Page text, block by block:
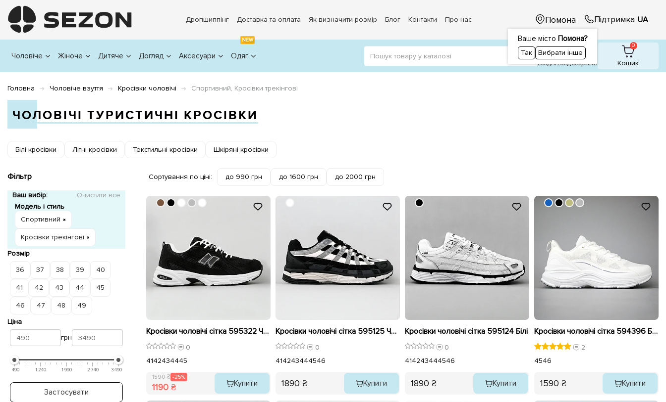
Дропшиппінг Доставка та оплата Як визначити розмір Блог Контакти Про нас Помона
Ваше місто Помона?
Так Вибрати інше
Підтримка UA
Чоловіче Жіноче Дитяче Догляд Аксесуари
NEW
Одяг
1
ВхідніВхiдОбране
0
Кошик
Головна Чоловіче взуття Кросівки чоловічі Спортивний, Кросівки трекінгові
ЧОЛОВІЧІ ТУРИСТИЧНІ КРОСІВКИ
Білі кросівки Літні кросівки Текстильні кросівки Шкіряні кросівки
Фільтр
Ваш вибір:
Очистити все
Модель і стиль
Спортивний
Кросівки трекінгові
Розмір
36
37 38 39 40
41 42 43 44 45
46 47 48
49
Ціна
грн
490 1 240 1 990 2 740 3 490
Застосувати
Сортування по ціні: до 990 грн до 1600 грн до 2000 грн
Кросівки чоловічі сітка 595322 Чорні розпродаж
0
4142434445
1590 ₴ -25%
1190 ₴ Купити
Кросівки чоловічі сітка 595125 Чорні
0
414243444546
1890 ₴ Купити
Кросівки чоловічі сітка 595124 Білі
0
414243444546
1890 ₴ Купити
Кросівки чоловічі сітка 594396 Білі
2
4546
1590 ₴ Купити